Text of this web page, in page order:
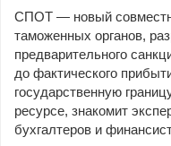
СПОТ — новый
таможенных органов,
предварительного
до фактического
государственную
ресурсе, знакомит
бухгалтеров и